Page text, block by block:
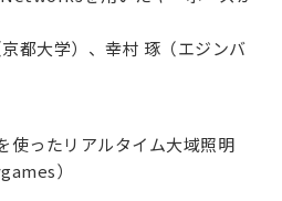
都大学）、幸村 琢（エジンバ
使ったリアルタイム大域照明
）